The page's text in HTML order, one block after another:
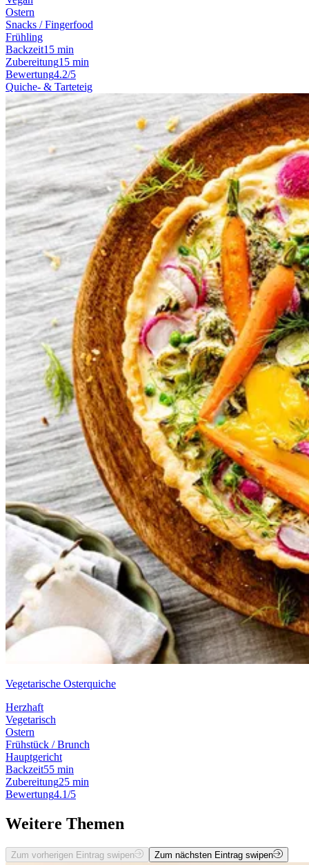
Ostern
Snacks / Fingerfood
Frühling
Backzeit15 min
Zubereitung15 min
Bewertung4.2/5
Quiche- & Tarteteig
Vegetarische Osterquiche
Herzhaft
Vegetarisch
Ostern
Frühstück / Brunch
Hauptgericht
Backzeit55 min
Zubereitung25 min
Bewertung4.1/5
Weitere Themen
Zum vorherigen Eintrag swipen Zum nächsten Eintrag swipen